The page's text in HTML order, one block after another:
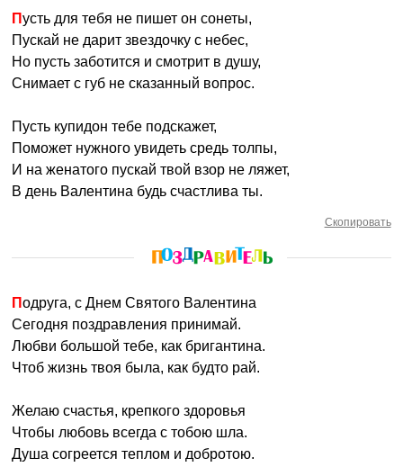
Пусть для тебя не пишет он сонеты,
Пускай не дарит звездочку с небес,
Но пусть заботится и смотрит в душу,
Снимает с губ не сказанный вопрос.
Пусть купидон тебе подскажет,
Поможет нужного увидеть средь толпы,
И на женатого пускай твой взор не ляжет,
В день Валентина будь счастлива ты.
Скопировать
Подруга, с Днем Святого Валентина
Сегодня поздравления принимай.
Любви большой тебе, как бригантина.
Чтоб жизнь твоя была, как будто рай.
Желаю счастья, крепкого здоровья
Чтобы любовь всегда с тобою шла.
Душа согреется теплом и добротою.